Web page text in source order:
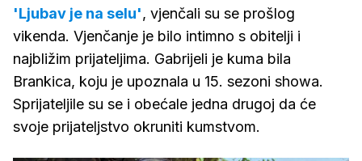
'Ljubav je na selu', vjenčali su se prošlog
vikenda. Vjenčanje je bilo intimno s obitelji i
najbližim prijateljima. Gabrijeli je kuma bila
Brankica, koju je upoznala u 15. sezoni showa.
Sprijateljile su se i obećale jedna drugoj da će
svoje prijateljstvo okruniti kumstvom.